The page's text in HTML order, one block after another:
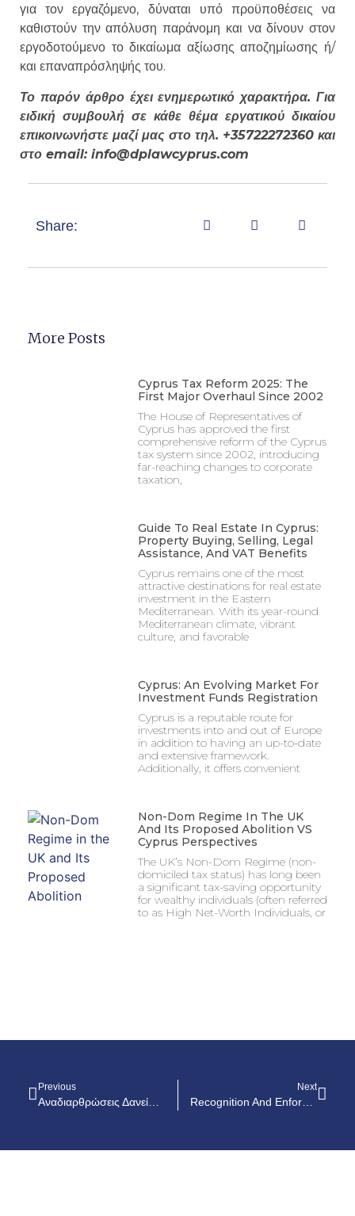
για τον εργαζόμενο, δύναται υπό προϋποθέσεις να
καθιστούν την απόλυση παράνομη και να δίνουν στον
εργοδοτούμενο το δικαίωμα αξίωσης αποζημίωσης ή/
και επαναπρόσληψής του.
Το παρόν άρθρο έχει ενημερωτικό χαρακτήρα. Για
ειδική συμβουλή σε κάθε θέμα εργατικού δικαίου
επικοινωνήστε μαζί μας στο τηλ. +35722272360 και
στο email: info@dplawcyprus.com
Share:
More Posts
Cyprus Tax Reform 2025: The
First Major Overhaul Since 2002
The House of Representatives of
Cyprus has approved the first
comprehensive reform of the Cyprus
tax system since 2002, introducing
far-reaching changes to corporate
taxation,
Guide To Real Estate In Cyprus:
Property Buying, Selling, Legal
Assistance, And VAT Benefits
Cyprus remains one of the most
attractive destinations for real estate
investment in the Eastern
Mediterranean. With its year-round
Mediterranean climate, vibrant
culture, and favorable
Cyprus: An Evolving Market For
Investment Funds Registration
Cyprus is a reputable route for
investments into and out of Europe
in addition to having an up-to-date
and extensive framework.
Additionally, it offers convenient
Non-Dom Regime In The UK
And Its Proposed Abolition VS
Cyprus Perspectives
The UK’s Non-Dom Regime (non-
domiciled tax status) has long been
a significant tax-saving opportunity
for wealthy individuals (often referred
to as High Net-Worth Individuals, or
Previous Next
Recognition And Enforcement Of Judgments And Court Settlements Within The EU Through The European Enforcement Order